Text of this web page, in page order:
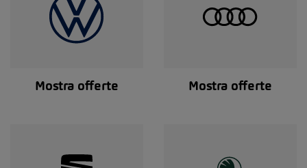
Mostra offerte Mostra offerte